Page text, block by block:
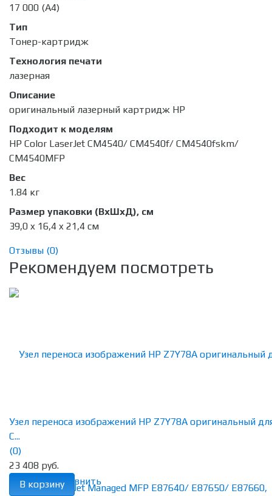
17 000 (А4)
Тип
Тонер-картридж
Технология печати
лазерная
Описание
оригинальный лазерный картридж HP
Подходит к моделям
HP Color LaserJet CM4540/ CM4540f/ CM4540fskm/
CM4540MFP
Вес
1.84 кг
Размер упаковки (ВхШхД), см
39,0 x 16,4 x 21,4 см
Отзывы (0)
Рекомендуем посмотреть
избранное сравнить
Узел переноса изображений HP Z7Y78A оригинальный
C...
(0)
23 408 руб.
В корзину